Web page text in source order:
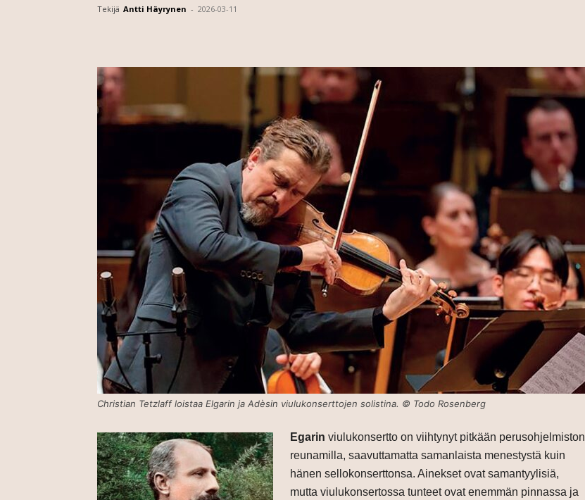
Tekijä Antti Häyrynen - 2026-03-11
Christian Tetzlaff loistaa Elgarin ja Adèsin viulukonserttojen solistina. © Todo Rosenberg
Egarin viulukonsertto on viihtynyt pitkään perusohjelmiston
reunamilla, saavuttamatta samanlaista menestystä kuin
hänen sellokonserttonsa. Ainekset ovat samantyylisiä,
mutta viulukonsertossa tunteet ovat enemmän pinnassa ja